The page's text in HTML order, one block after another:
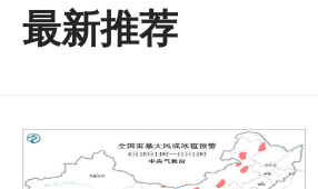
最新推荐